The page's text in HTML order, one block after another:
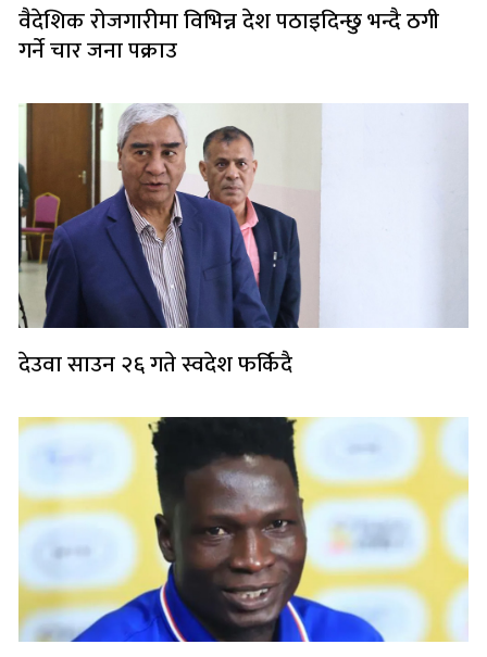
वैदेशिक रोजगारीमा विभिन्न देश पठाइदिन्छु भन्दै ठगी
गर्ने चार जना पक्राउ
देउवा साउन २६ गते स्वदेश फर्किदै